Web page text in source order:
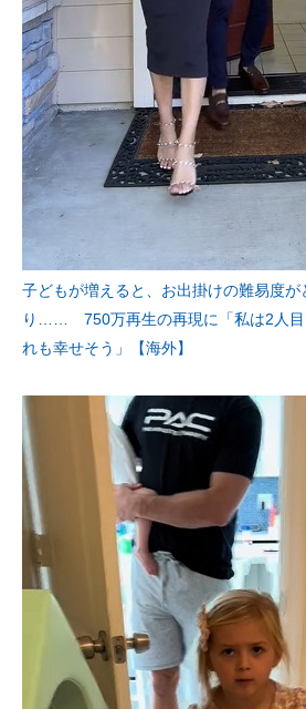
子どもが増えると、お出掛けの難易度が
り…… 750万再生の再現に「私は2人目
れも幸せそう」【海外】